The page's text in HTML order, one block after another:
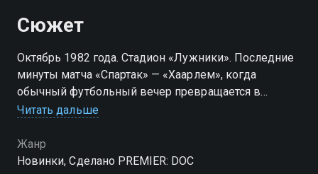
Сюжет
Октябрь 1982 года. Стадион «Лужники». Последние
минуты матча «Спартак» — «Хаарлем», когда
обычный футбольный вечер превращается в
катастрофу. Начинается давка, в которой гибнут
холод, спешка, паника. О трагедии молчали почти
десятилетие. Теперь — спустя годы — выжившие,
Читать дальше
Жанр
Новинки, Сделано PREMIER: DOC